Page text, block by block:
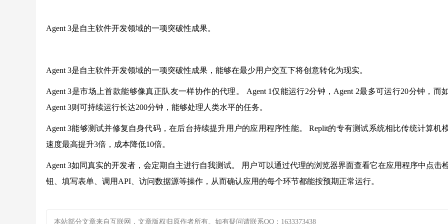
Agent 3是自主软件开发领域的一项突破性成果。
Agent 3是自主软件开发领域的一项突破性成果，能够在最少用户交互下将创意转化为现实。
Agent 3是市场上首款能够像真正队友一样协作的代理。 Agent 1仅能运行2分钟，Agent 2最多可运行20分钟，而
Agent 3则可持续运行长达200分钟，能够处理人类水平的任务。
Agent 3能够测试并修复自身代码，在后台持续提升用户的应用程序性能。 Replit的专有测试系统相比传统计算机
速度最高提升3倍，成本降低10倍。
Agent 3如同真实的开发者，会定期自主进行自我测试。 用户可以通过代理的浏览器界面查看它在应用程序中点击
钮、填写表单、调用API、访问数据源等操作，从而确认应用的每个环节都能按预期正常运行。
本站部分文章来自互联网，文章版权归原作者所有。如有疑问请联系QQ：1633373438